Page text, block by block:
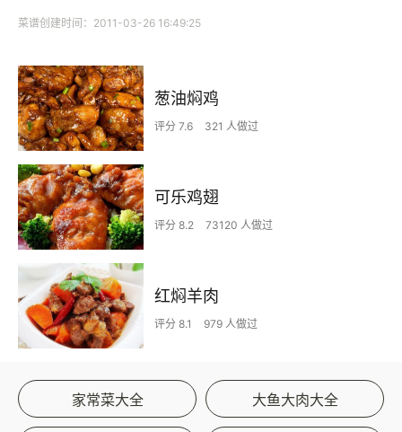
菜谱创建时间：2011-03-26 16:49:25
葱油焖鸡
评分 7.6 321 人做过
可乐鸡翅
评分 8.2 73120 人做过
红焖羊肉
评分 8.1 979 人做过
家常菜大全 大鱼大肉大全